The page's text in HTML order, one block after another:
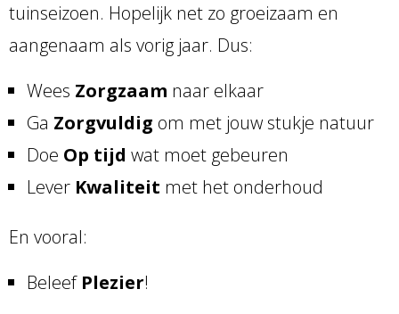
tuinseizoen. Hopelijk net zo groeizaam en
aangenaam als vorig jaar. Dus:
Wees Zorgzaam naar elkaar
Ga Zorgvuldig om met jouw stukje natuur
Doe Op tijd wat moet gebeuren
Lever Kwaliteit met het onderhoud
En vooral:
Beleef Plezier!